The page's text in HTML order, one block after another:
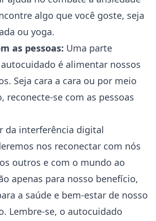
algo que você goste, seja
ou yoga.
as pessoas: Uma parte
é alimentar nossos
Seja cara a cara ou por meio
reconecte-se com as pessoas
da interferência digital
nos reconectar com nós
outros e com o mundo ao
apenas para nosso benefício,
a saúde e bem-estar de nosso
Lembre-se, o autocuidado